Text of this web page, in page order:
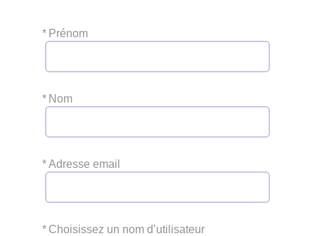
* Prénom
* Nom
*Adresse email
* Choisissez un nom d’utilisateur